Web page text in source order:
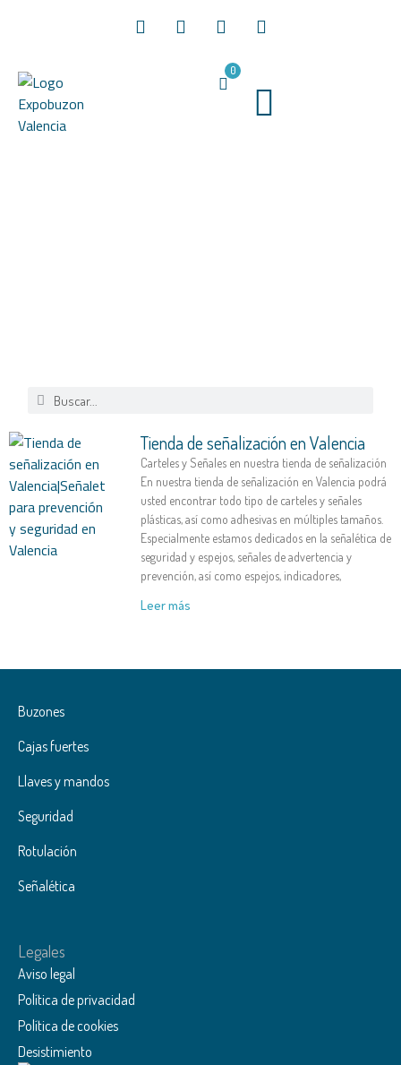
0
Tienda de señalización en Valencia
Carteles y Señales en nuestra tienda de señalización
En nuestra tienda de señalización en Valencia podrá
usted encontrar todo tipo de carteles y señales
plásticas, así como adhesivas en múltiples tamaños.
Especialmente estamos dedicados en la señalética de
seguridad y espejos, señales de advertencia y
prevención, así como espejos, indicadores,
Leer más
Buzones
Cajas fuertes
Llaves y mandos
Seguridad
Rotulación
Señalética
Legales
Aviso legal
Política de privacidad
Política de cookies
Desistimiento